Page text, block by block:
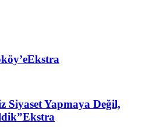
Ekstra
Siyaset Yapmaya Değil,
Ekstra